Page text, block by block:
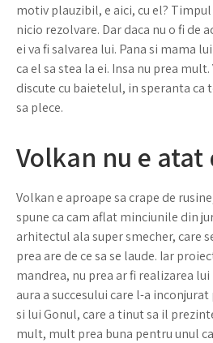
motiv plauzibil, e aici, cu el?
nicio rezolvare. Dar daca nu o fi de
ei va fi salvarea lui. Pana si mama
ca el sa stea la ei. Insa nu prea
discute cu baietelul, in speranta ca
sa plece.
Volkan nu e atat
Volkan e aproape sa crape de
spune ca cam aflat minciunile din
arhitectul ala super smecher, care
prea are de ce sa se laude. Iar
mandrea, nu prea ar fi realizarea
aura a succesului care l-a
si lui Gonul, care a tinut sa il
mult, mult prea buna pentru unul